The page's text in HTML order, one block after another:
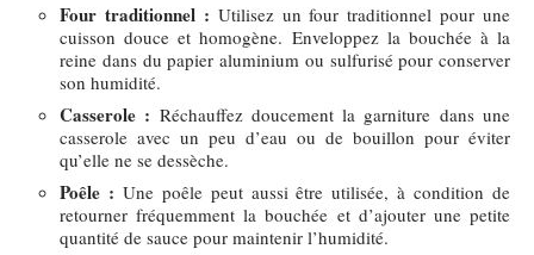
Four traditionnel : Utilisez un four traditionnel pour une
cuisson douce et homogène. Enveloppez la bouchée à la
reine dans du papier aluminium ou sulfurisé pour conserver
son humidité.
Casserole : Réchauffez doucement la garniture dans une
casserole avec un peu d’eau ou de bouillon pour éviter
qu’elle ne se dessèche.
Poêle : Une poêle peut aussi être utilisée, à condition de
retourner fréquemment la bouchée et d’ajouter une petite
quantité de sauce pour maintenir l’humidité.